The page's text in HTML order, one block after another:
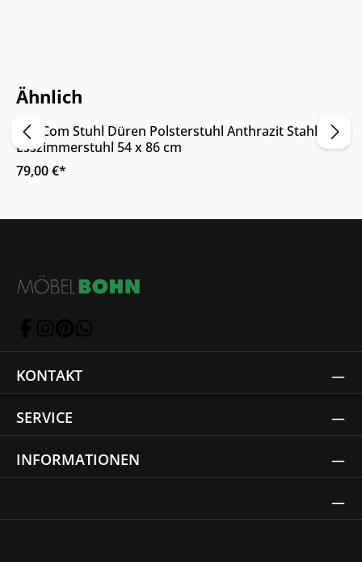
Ähnlich
Online & im Möbelhaus verfügbar
Pro Com Stuhl Düren Polsterstuhl Anthrazit Stahl
Esszimmerstuhl 54 x 86 cm
79,00 €*
KONTAKT
SERVICE
INFORMATIONEN